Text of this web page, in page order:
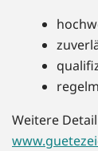
Weitere